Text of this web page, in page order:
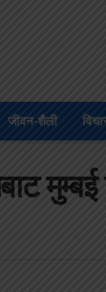
जीवन-शैली